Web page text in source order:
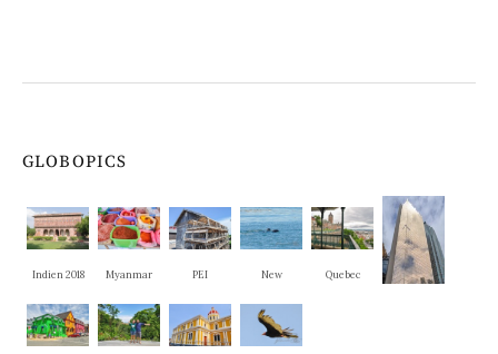
GLOBOPICS
Indien 2018 Myanmar PEI
New
Quebec